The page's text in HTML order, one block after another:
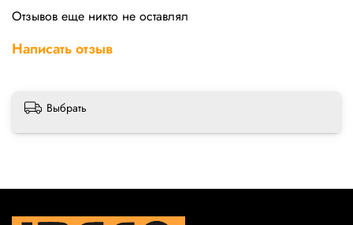
Отзывов еще никто не оставлял
Написать отзыв
Выбрать